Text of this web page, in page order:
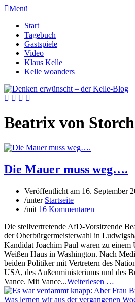
Menü
Start
Tagebuch
Gastspiele
Video
Klaus Kelle
Kelle woanders
Beatrix von Storch
Die Mauer muss weg….
Veröffentlicht am 16. September
/unter Startseite
/mit 16 Kommentaren
Die stellvertretende AfD-Vorsitzende
der Oberbürgermeisterwahl in
Kandidat Joachim Paul waren zu einem
Weißen Haus in Washington. Nach
beiden Politiker mit Vertretern des
USA, des Außenministeriums und des
Vance. Mit Vance...Weiterlesen …